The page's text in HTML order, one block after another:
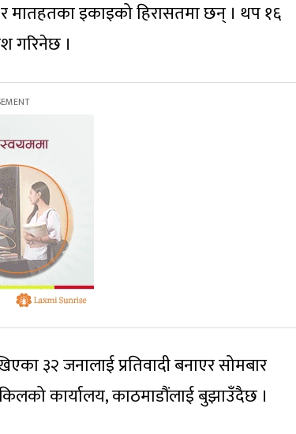
मातहतका इकाइको हिरासतमा छन् । थप १६
गरिनेछ ।
३२ जनालाई प्रतिवादी बनाएर सोमबार
कार्यालय, काठमाडौंलाई बुझाउँदैछ ।